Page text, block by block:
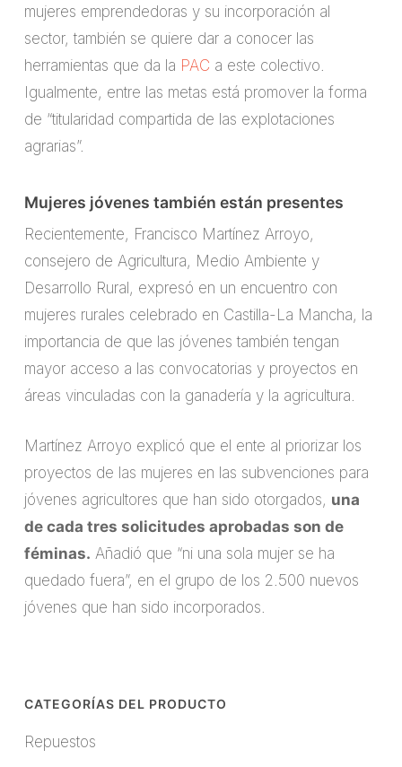
mujeres emprendedoras y su incorporación al
sector, también se quiere dar a conocer las
herramientas que da la PAC a este colectivo.
Igualmente, entre las metas está promover la forma
de “titularidad compartida de las explotaciones
agrarias”.
Mujeres jóvenes también están presentes
Recientemente, Francisco Martínez Arroyo,
consejero de Agricultura, Medio Ambiente y
Desarrollo Rural, expresó en un encuentro con
mujeres rurales celebrado en Castilla-La Mancha, la
importancia de que las jóvenes también tengan
mayor acceso a las convocatorias y proyectos en
áreas vinculadas con la ganadería y la agricultura.
Martínez Arroyo explicó que el ente al priorizar los
proyectos de las mujeres en las subvenciones para
jóvenes agricultores que han sido otorgados, una
de cada tres solicitudes aprobadas son de
féminas. Añadió que “ni una sola mujer se ha
quedado fuera”, en el grupo de los 2.500 nuevos
jóvenes que han sido incorporados.
CATEGORÍAS DEL PRODUCTO
Repuestos